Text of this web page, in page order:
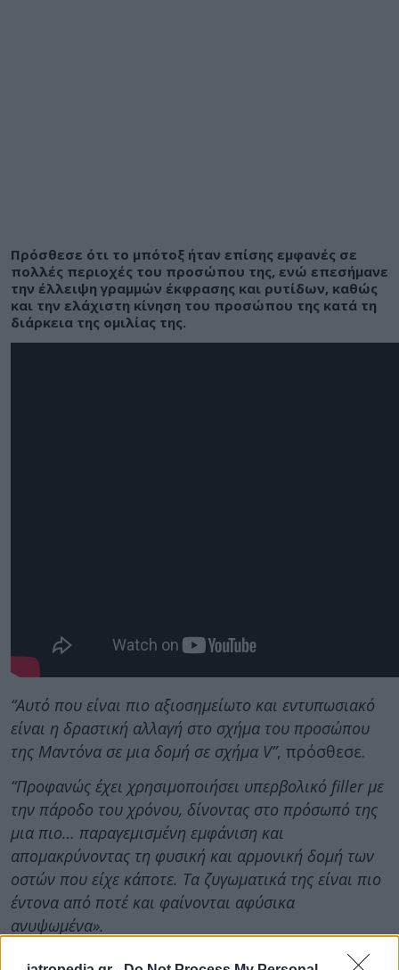
Πρόσθεσε ότι το μπότοξ ήταν επίσης εμφανές σε
πολλές περιοχές του προσώπου της, ενώ επεσήμανε
την έλλειψη γραμμών έκφρασης και ρυτίδων, καθώς
και την ελάχιστη κίνηση του προσώπου της κατά τη
διάρκεια της ομιλίας της.
“Αυτό που είναι πιο αξιοσημείωτο και εντυπωσιακό
είναι η δραστική αλλαγή στο σχήμα του προσώπου
της Μαντόνα σε μια δομή σε σχήμα V”, πρόσθεσε.
“Προφανώς έχει χρησιμοποιήσει υπερβολικό filler με
την πάροδο του χρόνου, δίνοντας στο πρόσωπό της
μια πιο… παραγεμισμένη εμφάνιση και
απομακρύνοντας τη φυσική και αρμονική δομή των
οστών που είχε κάποτε. Τα ζυγωματικά της είναι πιο
έντονα από ποτέ και φαίνονται αφύσικα
ανυψωμένα».
“Φαίνεται επίσης ότι έκανε ανύψωση φρυδιών που